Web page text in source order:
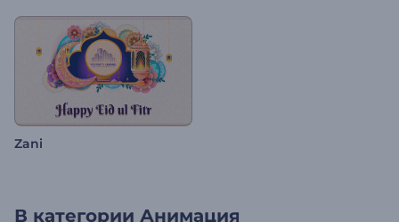
Zani
В категории Анимация